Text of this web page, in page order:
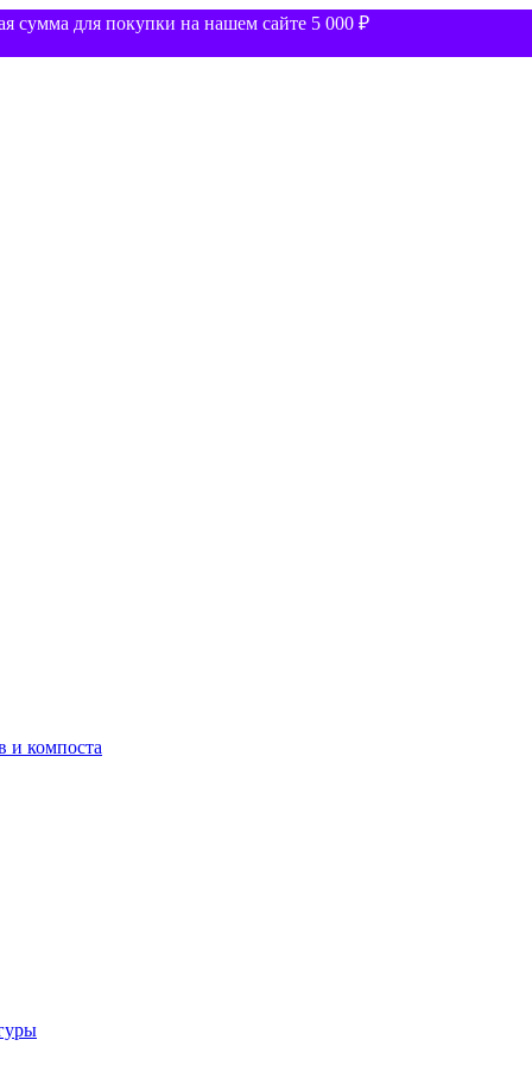
сумма для покупки на нашем сайте 5 000 ₽
и компоста